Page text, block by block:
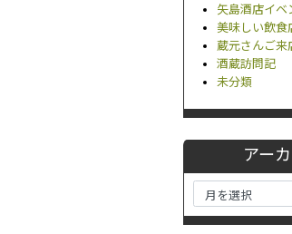
矢島酒店イベ
美味しい飲食
蔵元さんご来
酒蔵訪問記
未分類
アー